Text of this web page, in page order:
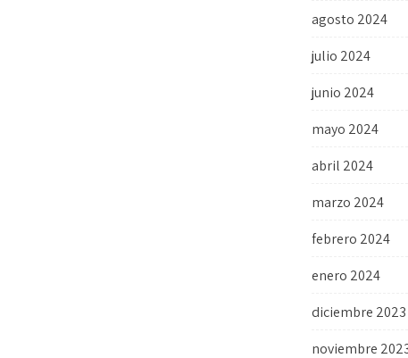
agosto 2024
julio 2024
junio 2024
mayo 2024
abril 2024
marzo 2024
febrero 2024
enero 2024
diciembre 2023
noviembre